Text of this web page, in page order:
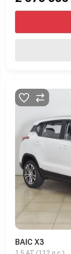
BAIC X3